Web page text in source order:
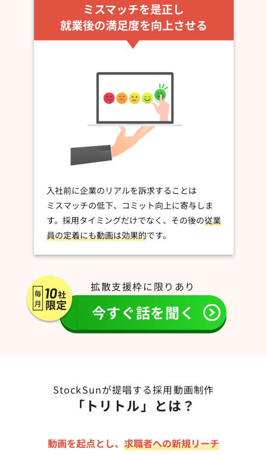
ミスマッチを是正し
就業後の満足度を向上させる
入社前に企業のリアルを訴求することは
ミスマッチの低下、コミット向上に寄与しま
す。採用タイミングだけでなく、その後の従業
員の定着にも動画は効果的です。
拡散支援枠に限りあり
今すぐ話を聞く
StockSunが提唱する採用動画制作
「トリトル」とは？
動画を起点とし、 求職者への新規リーチ